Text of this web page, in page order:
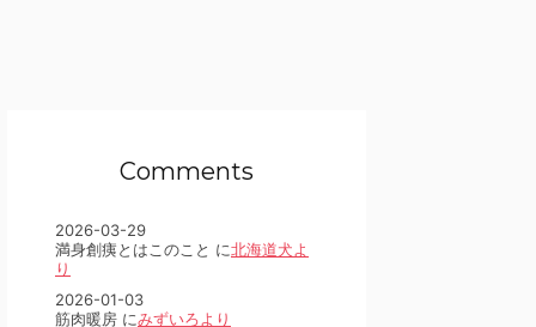
Comments
2026-03-29
満身創痍とはこのこと に北海道犬よ
り
2026-01-03
筋肉暖房 にみずいろより